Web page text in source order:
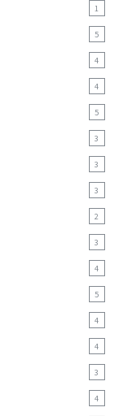
1
5
4
4
5
3
3
3
2
3
4
5
4
4
3
4